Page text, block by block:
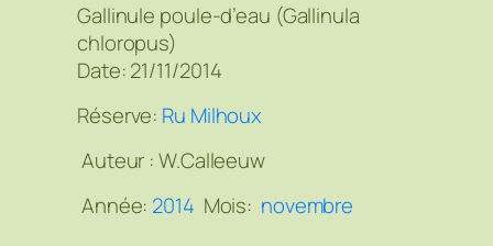
Gallinule poule-d’eau (Gallinula
chloropus)
Date: 21/11/2014
Réserve: Ru Milhoux
Auteur :W.Calleeuw
Année: 2014 Mois: novembre